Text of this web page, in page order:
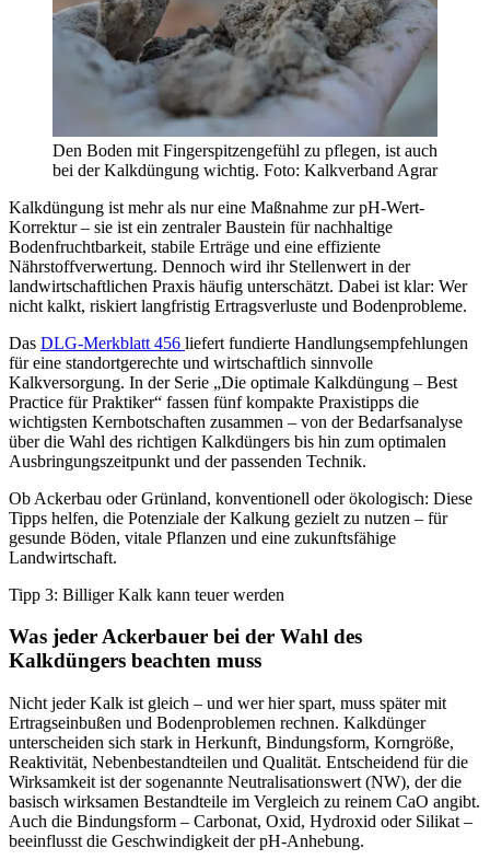
Den Boden mit Fingerspitzengefühl zu pflegen, ist auch
bei der Kalkdüngung wichtig. Foto: Kalkverband Agrar
Kalkdüngung ist mehr als nur eine Maßnahme zur pH-Wert-
Korrektur – sie ist ein zentraler Baustein für nachhaltige
Bodenfruchtbarkeit, stabile Erträge und eine effiziente
Nährstoffverwertung. Dennoch wird ihr Stellenwert in der
landwirtschaftlichen Praxis häufig unterschätzt. Dabei ist klar: Wer
nicht kalkt, riskiert langfristig Ertragsverluste und Bodenprobleme.
Das DLG-Merkblatt 456 liefert fundierte Handlungsempfehlungen
für eine standortgerechte und wirtschaftlich sinnvolle
Kalkversorgung. In der Serie „Die optimale Kalkdüngung – Best
Practice für Praktiker“ fassen fünf kompakte Praxistipps die
wichtigsten Kernbotschaften zusammen – von der Bedarfsanalyse
über die Wahl des richtigen Kalkdüngers bis hin zum optimalen
Ausbringungszeitpunkt und der passenden Technik.
Ob Ackerbau oder Grünland, konventionell oder ökologisch: Diese
Tipps helfen, die Potenziale der Kalkung gezielt zu nutzen – für
gesunde Böden, vitale Pflanzen und eine zukunftsfähige
Landwirtschaft.
Tipp 3: Billiger Kalk kann teuer werden
Was jeder Ackerbauer bei der Wahl des
Kalkdüngers beachten muss
Nicht jeder Kalk ist gleich – und wer hier spart, muss später mit
Ertragseinbußen und Bodenproblemen rechnen. Kalkdünger
unterscheiden sich stark in Herkunft, Bindungsform, Korngröße,
Reaktivität, Nebenbestandteilen und Qualität. Entscheidend für die
Wirksamkeit ist der sogenannte Neutralisationswert (NW), der die
basisch wirksamen Bestandteile im Vergleich zu reinem CaO angibt.
Auch die Bindungsform – Carbonat, Oxid, Hydroxid oder Silikat –
beeinflusst die Geschwindigkeit der pH-Anhebung.